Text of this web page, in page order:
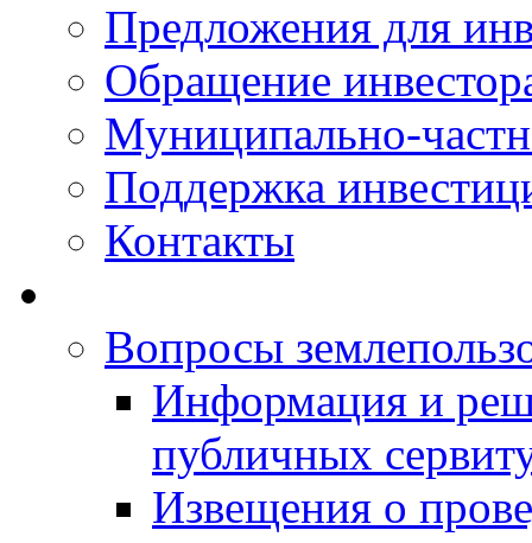
Предложения для
Обращение
Муниципально-
Поддержка
Контакты
Вопросы
Информация и
публичных
Извещения о